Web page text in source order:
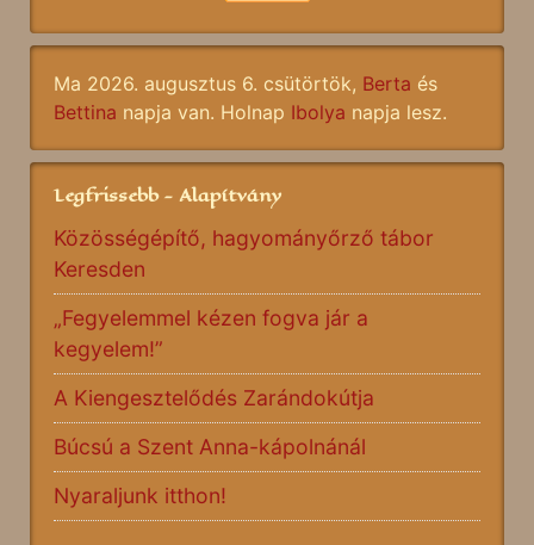
Ma 2026. augusztus 6. csütörtök, Berta és
Bettina napja van. Holnap Ibolya napja lesz.
Legfrissebb - Alapítvány
Közösségépítő, hagyományőrző tábor
Keresden
„Fegyelemmel kézen fogva jár a
kegyelem!”
A Kiengesztelődés Zarándokútja
Búcsú a Szent Anna-kápolnánál
Nyaraljunk itthon!